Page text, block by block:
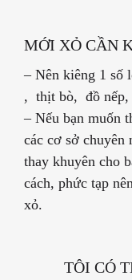
MỚI XỎ CẦN
– Nên kiêng 1 số
, thịt bò, đồ nếp,
– Nếu bạn muốn
các cơ sở chuyên
thay khuyên cho
cách, phức tạp
xỏ.
TÔI CÓ